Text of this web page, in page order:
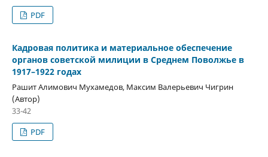
PDF
Кадровая политика и материальное обеспечение
органов советской милиции в Среднем Поволжье в
1917–1922 годах
Рашит Алимович Мухамедов, Максим Валерьевич Чигрин
(Автор)
33-42
PDF